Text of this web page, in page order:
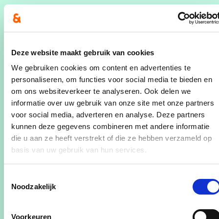
Deze website maakt gebruik van cookies
We gebruiken cookies om content en advertenties te
personaliseren, om functies voor social media te bieden en
om ons websiteverkeer te analyseren. Ook delen we
informatie over uw gebruik van onze site met onze partners
voor social media, adverteren en analyse. Deze partners
kunnen deze gegevens combineren met andere informatie
die u aan ze heeft verstrekt of die ze hebben verzameld op
basis van uw gebruik van hun services.
Noodzakelijk
Voorkeuren
nieuw zwembad te kunnen dragen”. Met deze
conclusie werd rekening gehouden bij de
begrotingsopmaak en dus voorzien we voor de
Waarom een nieuw zwembad?
Het huidige zwembad is op het einde van zijn levensduur. Het
dateert van de jaren ’70 en is na een drietal renovaties tot
op de draad versleten. Vooral de gebouwstructuur heeft
enorm geleden onder de vochtige en chloorrijke
omstandigheden. Het gebouw zit vol betonrot en is niet
Het gemeentebestuur wil kinderen en jongeren de